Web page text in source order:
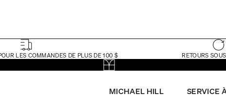
LES COMMANDES DE PLUS DE 100 $ RETOURS
MICHAEL HILL SERVICE